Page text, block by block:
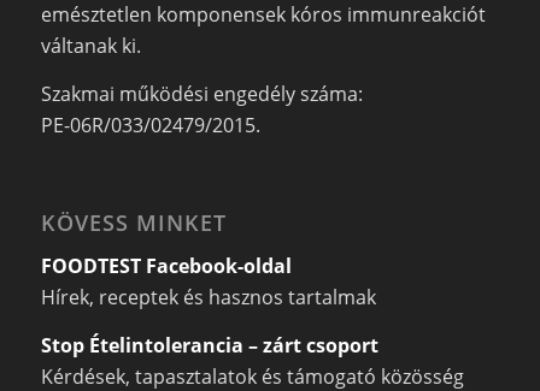
emésztetlen komponensek kóros immunreakciót
váltanak ki.
Szakmai működési engedély száma:
PE-06R/033/02479/2015.
KÖVESS MINKET
FOODTEST Facebook-oldal
Hírek, receptek és hasznos tartalmak
Stop Ételintolerancia – zárt csoport
Kérdések, tapasztalatok és támogató közösség